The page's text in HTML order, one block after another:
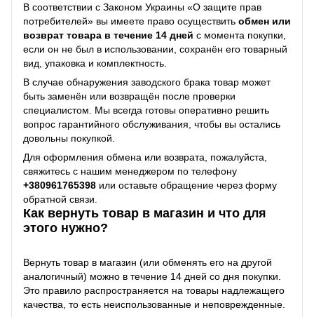
В соответствии с Законом Украины «О защите прав
потребителей» вы имеете право осуществить обмен или
возврат товара в течение 14 дней с момента покупки,
если он не был в использовании, сохранён его товарный
вид, упаковка и комплектность.
В случае обнаружения заводского брака товар может
быть заменён или возвращён после проверки
специалистом. Мы всегда готовы оперативно решить
вопрос гарантийного обслуживания, чтобы вы остались
довольны покупкой.
Для оформления обмена или возврата, пожалуйста,
свяжитесь с нашим менеджером по телефону
+380961765398 или оставьте обращение через форму
обратной связи.
Как вернуть товар в магазин и что для
этого нужно?
Вернуть товар в магазин (или обменять его на другой
аналогичный) можно в течение 14 дней со дня покупки.
Это правило распространяется на товары надлежащего
качества, то есть неиспользованные и неповрежденные.